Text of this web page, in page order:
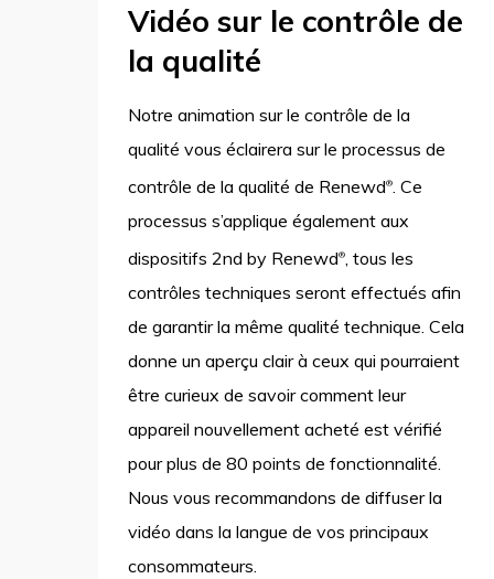
Vidéo sur le contrôle de
la qualité
Notre animation sur le contrôle de la
qualité vous éclairera sur le processus de
contrôle de la qualité de Renewd®. Ce
processus s’applique également aux
dispositifs 2nd by Renewd®, tous les
contrôles techniques seront effectués afin
de garantir la même qualité technique. Cela
donne un aperçu clair à ceux qui pourraient
être curieux de savoir comment leur
appareil nouvellement acheté est vérifié
pour plus de 80 points de fonctionnalité.
Nous vous recommandons de diffuser la
vidéo dans la langue de vos principaux
consommateurs.